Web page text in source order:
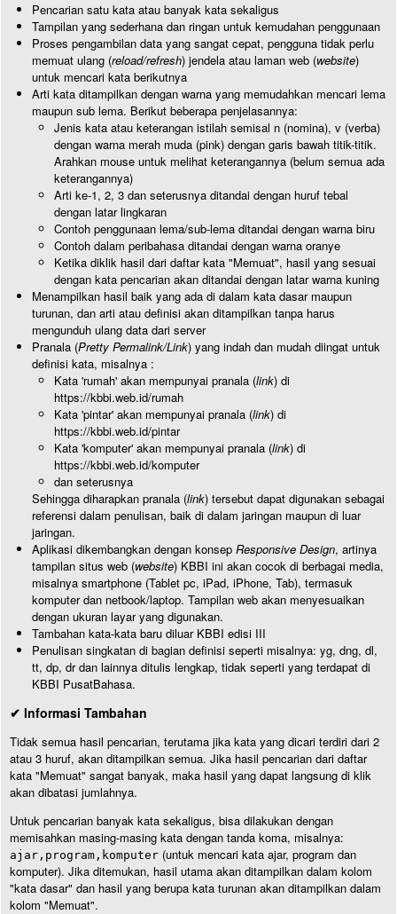
Pencarian satu kata atau banyak kata sekaligus
Tampilan yang sederhana dan ringan untuk kemudahan penggunaan
Proses pengambilan data yang sangat cepat, pengguna tidak perlu
memuat ulang (reload/refresh) jendela atau laman web (website)
untuk mencari kata berikutnya
Arti kata ditampilkan dengan warna yang memudahkan mencari lema
maupun sub lema. Berikut beberapa penjelasannya:
Jenis kata atau keterangan istilah semisal n (nomina), v (verba)
dengan warna merah muda (pink) dengan garis bawah titik-titik.
Arahkan mouse untuk melihat keterangannya (belum semua ada
keterangannya)
Arti ke-1, 2, 3 dan seterusnya ditandai dengan huruf tebal
dengan latar lingkaran
Contoh penggunaan lema/sub-lema ditandai dengan warna biru
Contoh dalam peribahasa ditandai dengan warna oranye
Ketika diklik hasil dari daftar kata "Memuat", hasil yang sesuai
dengan kata pencarian akan ditandai dengan latar warna kuning
Menampilkan hasil baik yang ada di dalam kata dasar maupun
turunan, dan arti atau definisi akan ditampilkan tanpa harus
mengunduh ulang data dari server
Pranala (Pretty Permalink/Link) yang indah dan mudah diingat untuk
definisi kata, misalnya :
Kata 'rumah' akan mempunyai pranala (link) di
https://kbbi.web.id/rumah
Kata 'pintar' akan mempunyai pranala (link) di
https://kbbi.web.id/pintar
Kata 'komputer' akan mempunyai pranala (link) di
https://kbbi.web.id/komputer
dan seterusnya
Sehingga diharapkan pranala (link) tersebut dapat digunakan sebagai
referensi dalam penulisan, baik di dalam jaringan maupun di luar
jaringan.
Aplikasi dikembangkan dengan konsep Responsive Design, artinya
tampilan situs web (website) KBBI ini akan cocok di berbagai media,
misalnya smartphone (Tablet pc, iPad, iPhone, Tab), termasuk
komputer dan netbook/laptop. Tampilan web akan menyesuaikan
dengan ukuran layar yang digunakan.
Tambahan kata-kata baru diluar KBBI edisi III
Penulisan singkatan di bagian definisi seperti misalnya: yg, dng, dl,
tt, dp, dr dan lainnya ditulis lengkap, tidak seperti yang terdapat di
KBBI PusatBahasa.
✔ Informasi Tambahan
Tidak semua hasil pencarian, terutama jika kata yang dicari terdiri dari 2
atau 3 huruf, akan ditampilkan semua. Jika hasil pencarian dari daftar
kata "Memuat" sangat banyak, maka hasil yang dapat langsung di klik
akan dibatasi jumlahnya.
Untuk pencarian banyak kata sekaligus, bisa dilakukan dengan
memisahkan masing-masing kata dengan tanda koma, misalnya:
ajar,program,komputer (untuk mencari kata ajar, program dan
komputer). Jika ditemukan, hasil utama akan ditampilkan dalam kolom
"kata dasar" dan hasil yang berupa kata turunan akan ditampilkan dalam
kolom "Memuat".